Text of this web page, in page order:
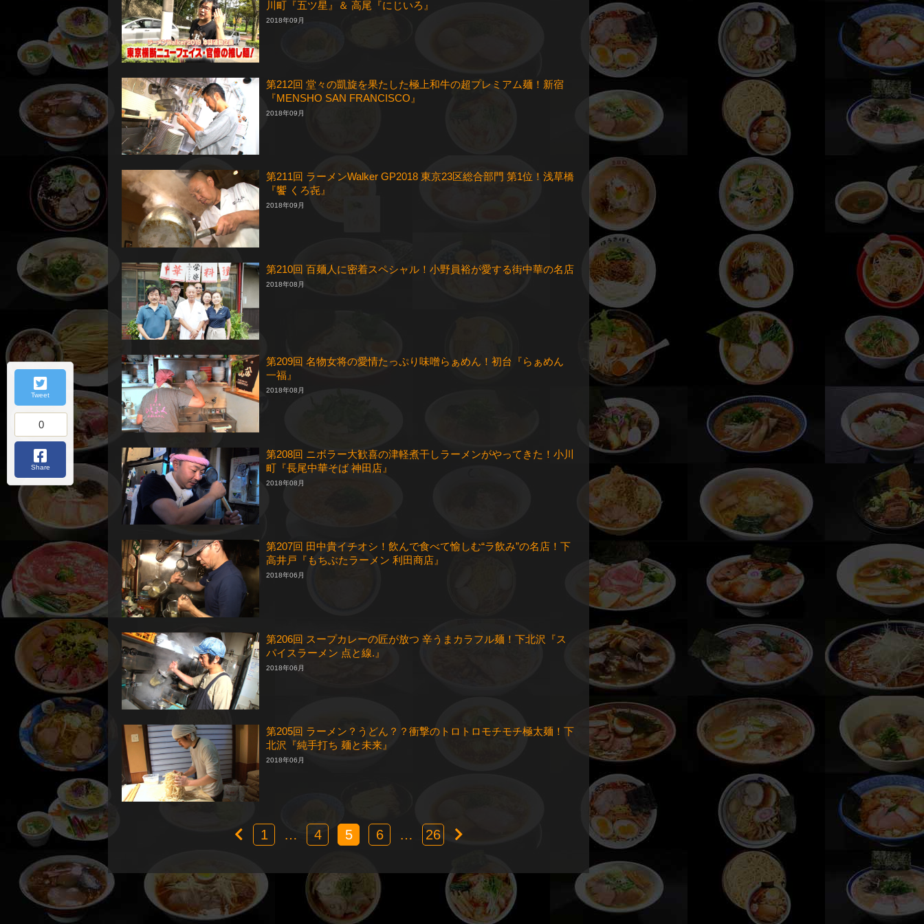
川町『五ツ星』＆ 高尾『にじいろ』
2018年09月
第212回 堂々の凱旋を果たした極上和牛の超プレミアム麺！新宿
『MENSHO SAN FRANCISCO』
2018年09月
第211回 ラーメンWalker GP2018 東京23区総合部門 第1位！浅草橋
『饗 くろ㐂』
2018年09月
第210回 百麺人に密着スペシャル！小野員裕が愛する街中華の名店
2018年08月
第209回 名物女将の愛情たっぷり味噌らぁめん！初台『らぁめん
一福』
2018年08月
第208回 ニボラー大歓喜の津軽煮干しラーメンがやってきた！小川
町『長尾中華そば 神田店』
2018年08月
第207回 田中貴イチオシ！飲んで食べて愉しむ“ラ飲み”の名店！下
高井戸『もちぶたラーメン 利田商店』
2018年06月
第206回 スープカレーの匠が放つ 辛うまカラフル麺！下北沢『ス
パイスラーメン 点と線.』
2018年06月
第205回 ラーメン？うどん？？衝撃のトロトロモチモチ極太麺！下
北沢『純手打ち 麺と未来』
2018年06月
1 … 4 5 6 … 26
Tweet
0
Share